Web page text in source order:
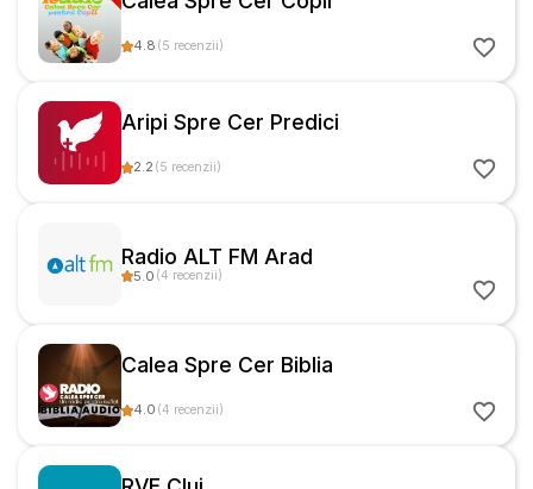
4.8 (5 recenzii)
Aripi Spre Cer Predici
2.2 (5 recenzii)
Radio ALT FM Arad
5.0 (4 recenzii)
Calea Spre Cer Biblia
4.0 (4 recenzii)